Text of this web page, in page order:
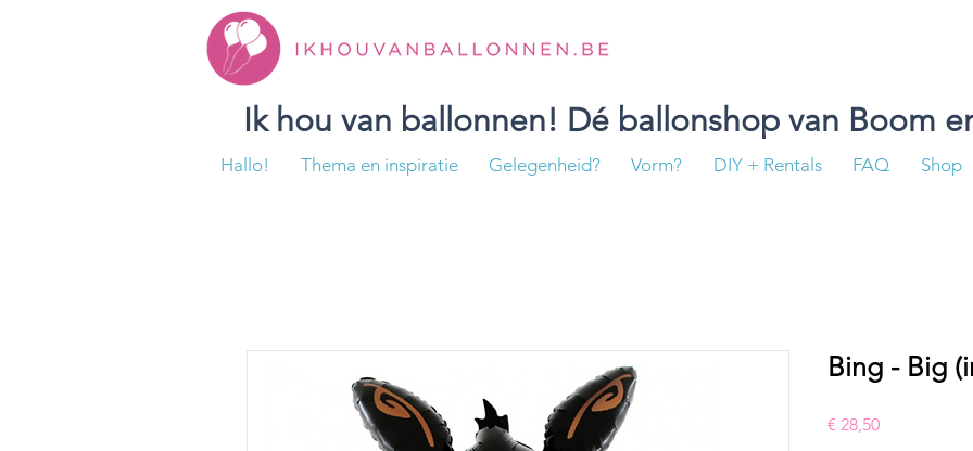
Ik hou van ballonnen! Dé ballonshop van Boom
Hallo! Thema en inspiratie Gelegenheid? Vorm? DIY + Rentals FAQ Shop
Bing - Big
€ 28,50Prijs